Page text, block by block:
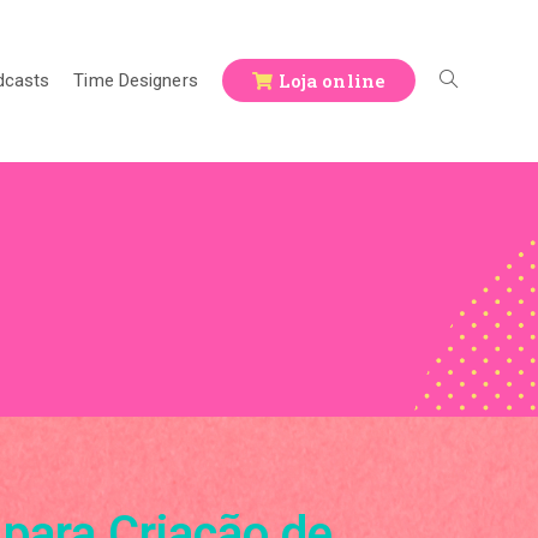
Time Designers Loja online